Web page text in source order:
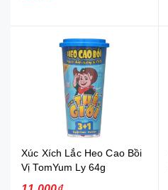
Xúc Xích Lắc Heo Cao Bồi
Vị TomYum Ly 64g